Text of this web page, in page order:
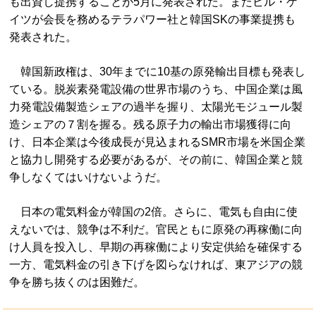
イツが会長を務めるテラパワー社と韓国SKの事業提携も
発表された。
韓国新政権は、30年までに10基の原発輸出目標も発表し
ている。脱炭素発電設備の世界市場のうち、中国企業は風
力発電設備製造シェアの過半を握り、太陽光モジュール製
造シェアの７割を握る。残る原子力の輸出市場獲得に向
け、日本企業は今後成長が見込まれるSMR市場を米国企業
と協力し開発する必要があるが、その前に、韓国企業と競
争しなくてはいけないようだ。
日本の電気料金が韓国の2倍。さらに、電気も自由に使
えないでは、競争は不利だ。官民ともに原発の再稼働に向
け人員を投入し、早期の再稼働により安定供給を確保する
一方、電気料金の引き下げを図らなければ、東アジアの競
争を勝ち抜くのは困難だ。